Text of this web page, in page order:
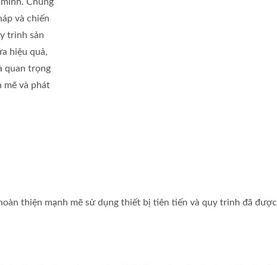
và chiến
trình sản
hiệu quả,
quan trọng
mẽ và phát
thiện mạnh mẽ sử dụng thiết bị tiên tiến và quy trình đã